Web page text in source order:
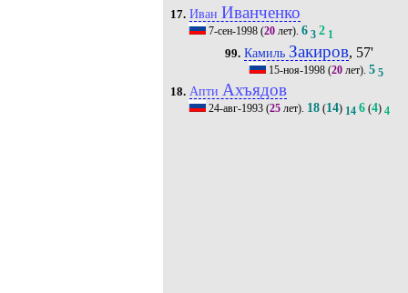
17. Иван Иванченко
7-сен-1998(20лет). 6 3 2 1
99. Камиль Закиров, 57'
15-ноя-1998 (20 лет).5 5
18. Апти Ахъядов
24-авг-1993(25лет). 18(14) 14 6(4) 4